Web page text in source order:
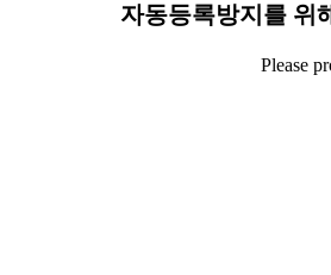
자동등록방지를 위
Please